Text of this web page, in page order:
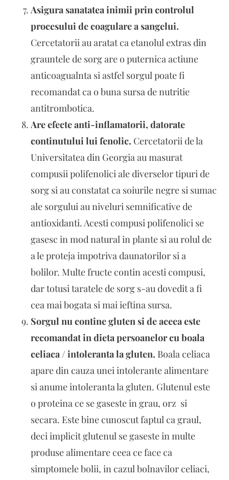
Asigura sanatatea inimii prin controlul
procesului de coagulare a sangelui.
Cercetatorii au aratat ca etanolul extras din
grauntele de sorg are o puternica actiune
anticoagualnta si astfel sorgul poate fi
recomandat ca o buna sursa de nutritie
antitrombotica.
Are efecte anti-inflamatorii, datorate
continutului lui fenolic. Cercetatorii de la
Universitatea din Georgia au masurat
compusii polifenolici ale diverselor tipuri de
sorg si au constatat ca soiurile negre si sumac
ale sorgului au niveluri semnificative de
antioxidanti. Acesti compusi polifenolici se
gasesc in mod natural in plante si au rolul de
a le proteja impotriva daunatorilor si a
bolilor. Multe fructe contin acesti compusi,
dar totusi taratele de sorg s-au dovedit a fi
cea mai bogata si mai ieftina sursa.
Sorgul nu contine gluten si de aceea este
recomandat in dieta persoanelor cu boala
celiaca / intoleranta la gluten. Boala celiaca
apare din cauza unei intolerante alimentare
si anume intoleranta la gluten. Glutenul este
o proteina ce se gaseste in grau, orz si
secara. Este bine cunoscut faptul ca graul,
deci implicit glutenul se gaseste in multe
produse alimentare ceea ce face ca
simptomele bolii, in cazul bolnavilor celiaci,